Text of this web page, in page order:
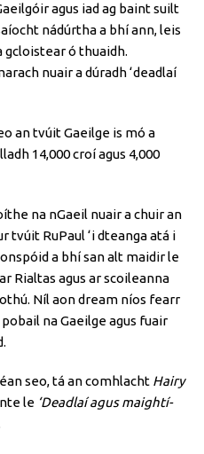
agus iad ag baint suilt
nádúrtha a bhí ann, leis
gcloistear ó thuaidh.
nuair a dúradh ‘deadlaí
an tvúit Gaeilge is mó a
14,000 croí agus 4,000
na nGaeil nuair a chuir an
tvúit RuPaul ‘i dteanga atá i
a bhí san alt maidir le
Rialtas agus ar scoileanna
Níl aon dream níos fearr
na Gaeilge agus fuair
seo, tá an comhlacht Hairy
le ‘Deadlaí agus maightí-